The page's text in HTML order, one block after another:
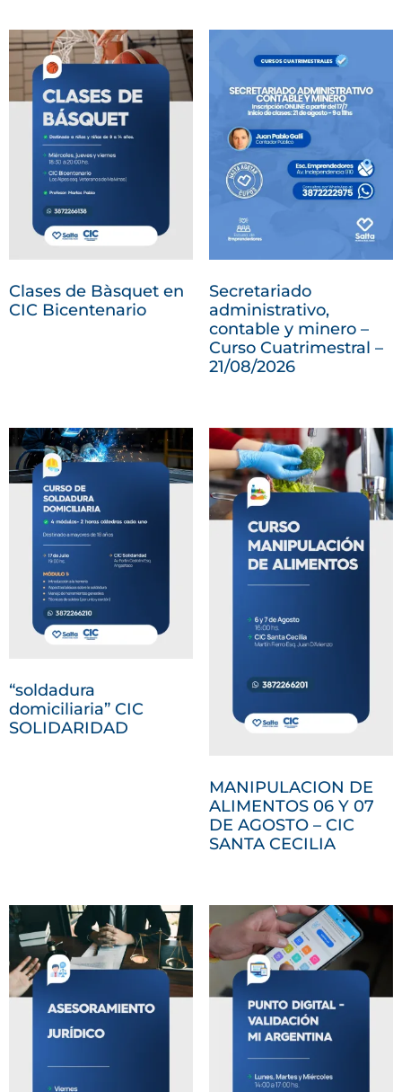
Clases de Bàsquet en
CIC Bicentenario
Secretariado
administrativo,
contable y minero –
Curso Cuatrimestral –
21/08/2026
“soldadura
domiciliaria” CIC
SOLIDARIDAD
MANIPULACION DE
ALIMENTOS 06 Y 07
DE AGOSTO – CIC
SANTA CECILIA